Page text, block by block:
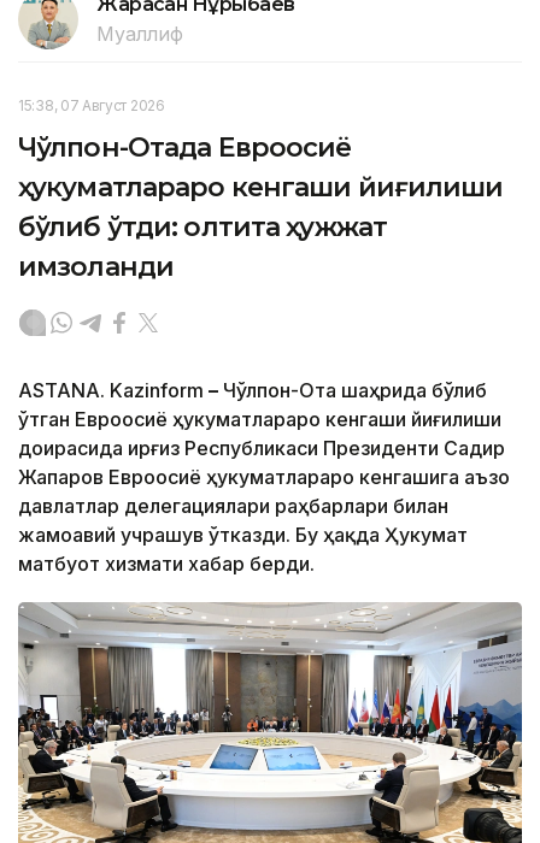
Муаллиф
15:38, 07 Август 2026
Чўлпон-Отада Евроосиё
ҳукуматлараро кенгаши йиғилиши
бўлиб ўтди: олтита ҳужжат
имзоланди
ASTANA. Kazinform – Чўлпон-Ота шаҳрида бўлиб
ўтган Евроосиё ҳукуматлараро кенгаши йиғилиши
доирасида Қирғиз Республикаси Президенти Садир
Жапаров Евроосиё ҳукуматлараро кенгашига аъзо
давлатлар делегациялари раҳбарлари билан
жамоавий учрашув ўтказди. Бу ҳақда Ҳукумат
матбуот хизмати хабар берди.